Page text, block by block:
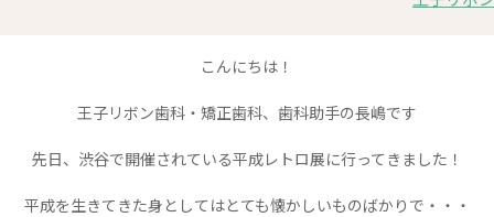
こんにちは！
王子リボン歯科・矯正歯科、歯科助手の長嶋です
先日、渋谷で開催されている平成レトロ展に行ってきました！
平成を生きてきた身としてはとても懐かしいものばかりで・・・